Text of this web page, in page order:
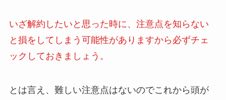
いざ解約したいと思った時に、注意点を知らない
と損をしてしまう可能性がありますから必ずチェ
ックしておきましょう。
とは言え、難しい注意点はないのでこれから頭が